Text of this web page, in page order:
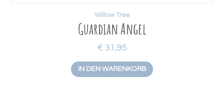
Guardian Angel
€ 31,95
IN DEN WARENKORB
Willow Tree